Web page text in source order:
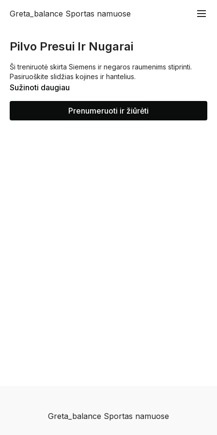
Greta_balance Sportas namuose
Pilvo Presui Ir Nugarai
Ši treniruotė skirta Siemens ir negaros raumenims stiprinti.
Pasiruoškite slidžias kojines ir hantelius.
Sužinoti daugiau
Prenumeruoti ir žiūrėti
Greta_balance Sportas namuose